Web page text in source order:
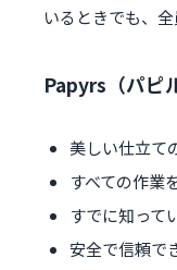
いるときでも、
Papyrs（パピ
美しい仕立て
すべての作業
すでに知って
安全で信頼で